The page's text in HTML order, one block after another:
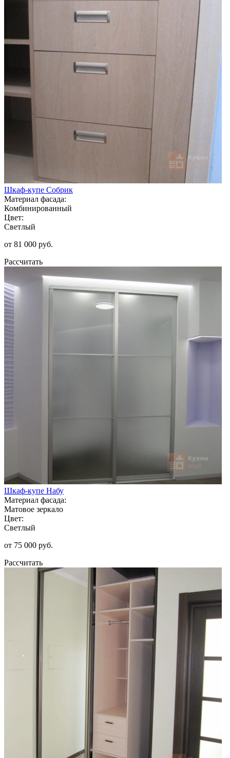
Шкаф-купе Собрик
Материал фасада:
Комбинированный
Цвет:
Светлый
от 81 000 руб.
Рассчитать
Шкаф-купе Набу
Материал фасада:
Матовое зеркало
Цвет:
Светлый
от 75 000 руб.
Рассчитать